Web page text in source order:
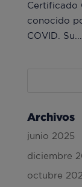
Certificado
conocido
COVID. Su...
Archivos
junio 2025
diciembre
octubre